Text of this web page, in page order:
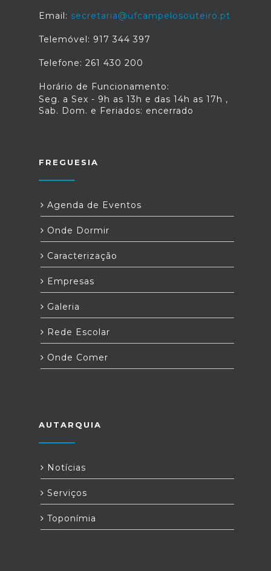
Email: secretaria@ufcampelosouteiro.pt
Telemóvel: 917 344 397
Telefone: 261 430 200
Horário de Funcionamento:
Seg. a Sex - 9h as 13h e das 14h as 17h ,
Sab. Dom. e Feriados: encerrado
FREGUESIA
Agenda de Eventos
Onde Dormir
Caracterização
Empresas
Galeria
Rede Escolar
Onde Comer
AUTARQUIA
Notícias
Serviços
Toponímia